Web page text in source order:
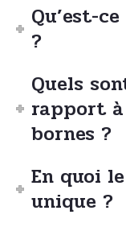
Qu’est-
?
Quels
rapport à
bornes ?
En quoi
unique ?